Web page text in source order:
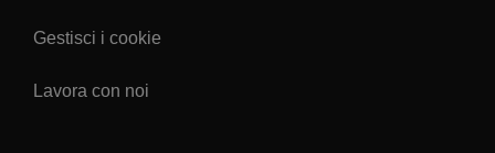
Gestisci i cookie
Lavora con noi